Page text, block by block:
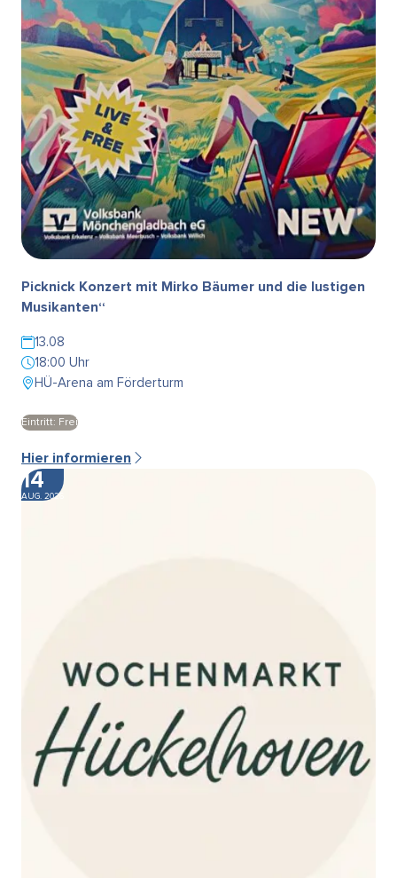
Picknick Konzert mit Mirko Bäumer und die lustigen
Musikanten“
13.08
18:00 Uhr
HÜ-Arena am Förderturm
Eintritt: Frei
Hier informieren
14
AUG. 2026